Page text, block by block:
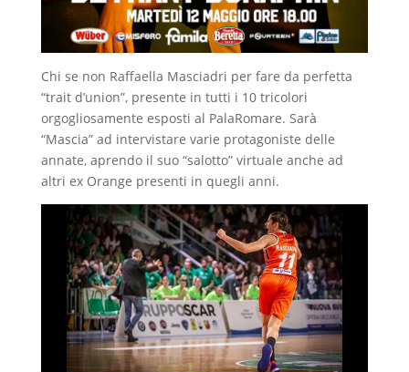
Chi se non Raffaella Masciadri per fare da perfetta
“trait d’union”, presente in tutti i 10 tricolori
orgogliosamente esposti al PalaRomare. Sarà
“Mascia” ad intervistare varie protagoniste delle
annate, aprendo il suo “salotto” virtuale anche ad
altri ex Orange presenti in quegli anni.